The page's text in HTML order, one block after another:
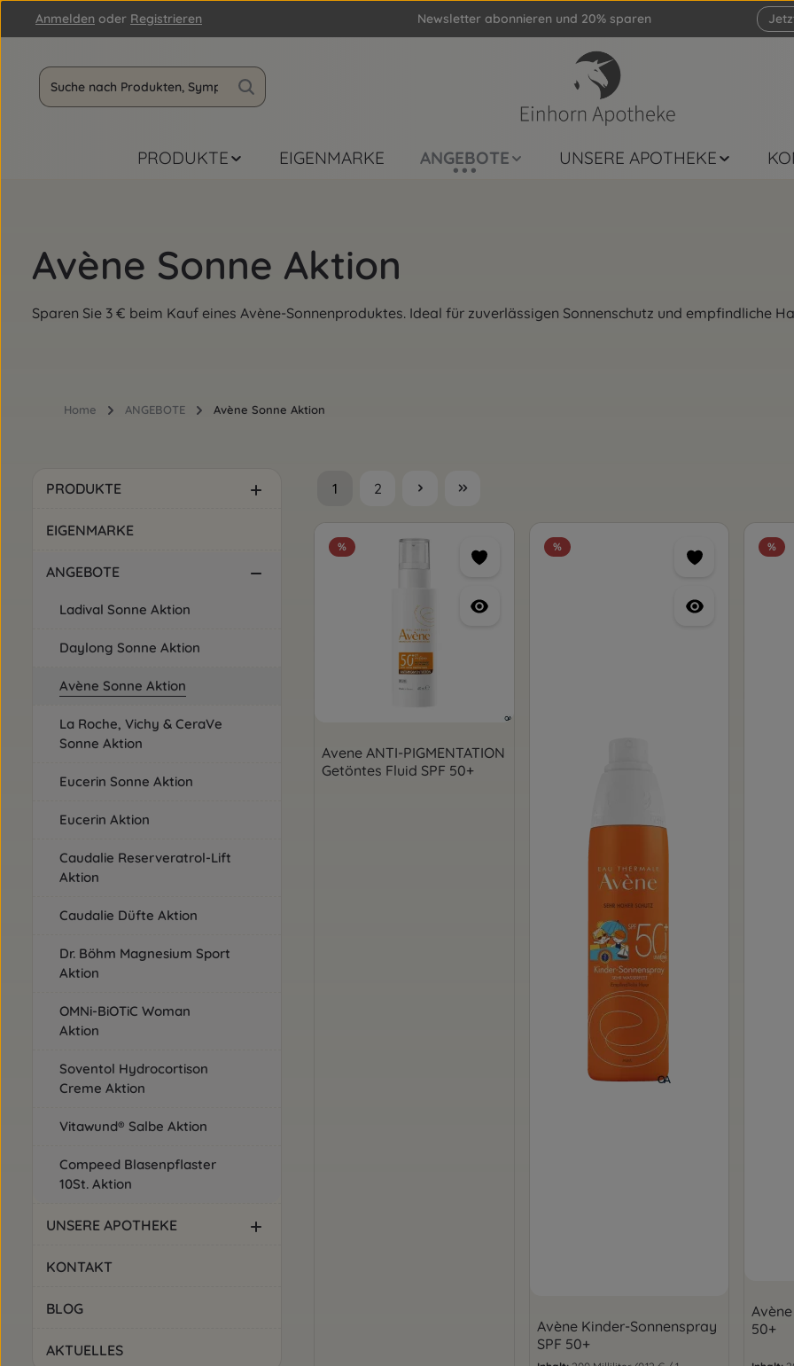
Hauptinhalt springen
Zur Suche springen
Zur Hauptnavigation springen
Anmelden oder Registrieren Newsletter abonnieren und 20% sparen
PRODUKTE EIGENMARKE ANGEBOTE UNSERE APOTHEKE
Avène Sonne Aktion
Sparen Sie 3 € beim Kauf eines Avène-Sonnenproduktes. Ideal für zuverlässigen Sonnenschutz und empfindliche
Home ANGEBOTE Avène Sonne Aktion
PRODUKTE
EIGENMARKE
ANGEBOTE
Ladival Sonne Aktion
Daylong Sonne Aktion
Avène Sonne Aktion
La Roche, Vichy & CeraVe
Sonne Aktion
Eucerin Sonne Aktion
Eucerin Aktion
Caudalie Reserveratrol-Lift
Aktion
Caudalie Düfte Aktion
Dr. Böhm Magnesium Sport
Aktion
OMNi-BiOTiC Woman
Aktion
Soventol Hydrocortison
Creme Aktion
Vitawund® Salbe Aktion
Compeed Blasenpflaster
10St. Aktion
UNSERE APOTHEKE
KONTAKT
BLOG
AKTUELLES
Seite
1
Seite
2
%
Avene ANTI-PIGMENTATION
Getöntes Fluid SPF 50+
%
Avène Kinder-Sonnenspray
SPF 50+
%
50+